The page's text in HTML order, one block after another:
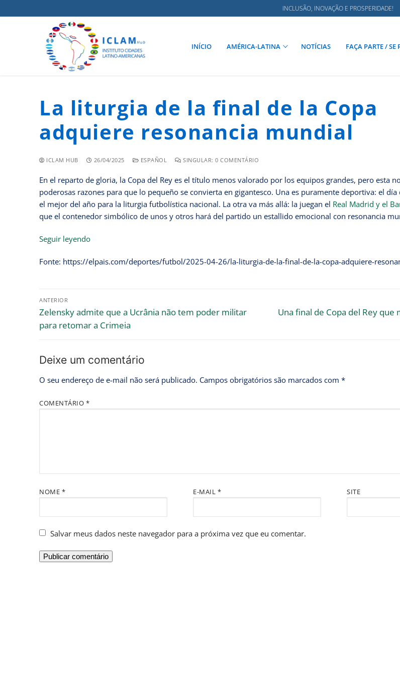
INCLUSÃO, INOVAÇÃO E PROSPERIDADE!
INÍCIO AMÉRICA-LATINA NOTÍCIAS FAÇA PARTE / SE
La liturgia de la final de la Copa
adquiere resonancia mundial
ICLAM HUB 26/04/2025 ESPAÑOL SINGULAR: 0 COMENTÁRIO
En el reparto de gloria, la Copa del Rey es el título menos valorado por los equipos grandes, pero esta
poderosas razones para que lo pequeño se convierta en gigantesco. Una es puramente deportiva: el día
el mejor del año para la liturgia futbolística nacional. La otra va más allá: la juegan el Real Madrid y el
que el contenedor simbólico de unos y otros hará del partido un estallido emocional con resonancia
Seguir leyendo
Fonte: https://elpais.com/deportes/futbol/2025-04-26/la-liturgia-de-la-final-de-la-copa-adquiere-
ANTERIOR
Zelensky admite que a Ucrânia não tem poder militar
para retomar a Crimeia
Una final de Copa del Rey que
Deixe um comentário
O seu endereço de e-mail não será publicado. Campos obrigatórios são marcados com *
COMENTÁRIO *
NOME * E-MAIL * SITE
Salvar meus dados neste navegador para a próxima vez que eu comentar.